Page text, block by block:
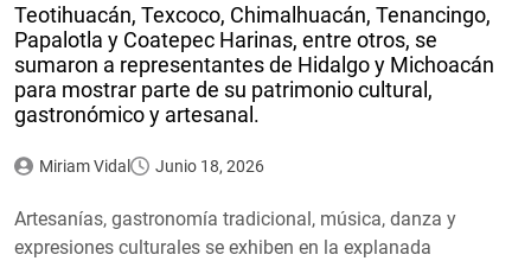
Teotihuacán, Texcoco, Chimalhuacán, Tenancingo,
Papalotla y Coatepec Harinas, entre otros, se
sumaron a representantes de Hidalgo y Michoacán
para mostrar parte de su patrimonio cultural,
gastronómico y artesanal.
Miriam Vidal Junio 18, 2026
Artesanías, gastronomía tradicional, música, danza y
expresiones culturales se exhiben en la explanada